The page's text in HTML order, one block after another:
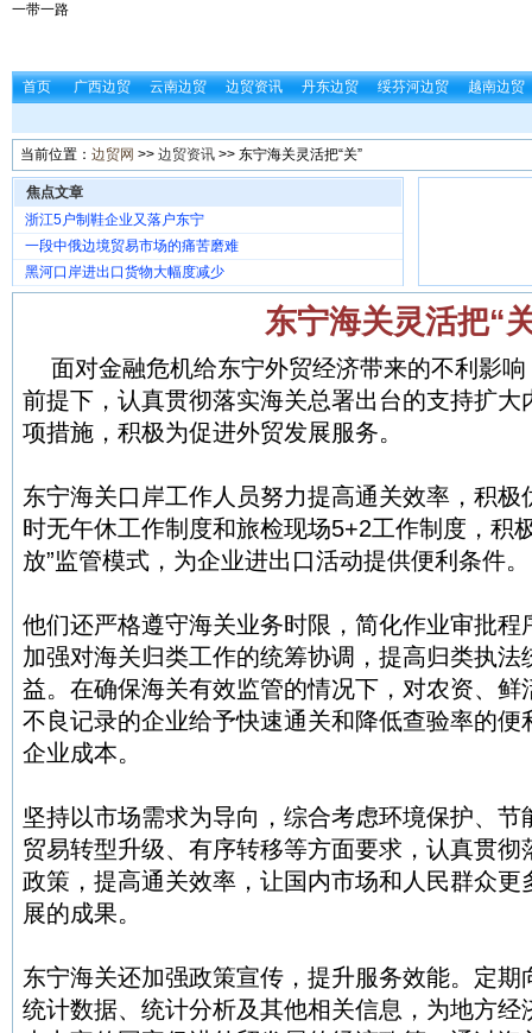
一带一路
首页 广西边贸 云南边贸 边贸资讯 丹东边贸 绥芬河边贸 越南边贸
当前位置： 边贸网 >> 边贸资讯 >> 东宁海关灵活把“关”
焦点文章
浙江5户制鞋企业又落户东宁
一段中俄边境贸易市场的痛苦磨难
黑河口岸进出口货物大幅度减少
东宁海关灵活把“
面对金融危机给东宁外贸经济带来的不利影
前提下，认真贯彻落实海关总署出台的支持扩大
项措施，积极为促进外贸发展服务。
东宁海关口岸工作人员努力提高通关效率，积
时无午休工作制度和旅检现场5+2工作制度，积
放”监管模式，为企业进出口活动提供便利条件。
他们还严格遵守海关业务时限，简化作业审批程
加强对海关归类工作的统筹协调，提高归类执
益。在确保海关有效监管的情况下，对农资、鲜
不良记录的企业给予快速通关和降低查验率的便
企业成本。
坚持以市场需求为导向，综合考虑环境保护、
贸易转型升级、有序转移等方面要求，认真贯
政策，提高通关效率，让国内市场和人民群众更
展的成果。
东宁海关还加强政策宣传，提升服务效能。定
统计数据、统计分析及其他相关信息，为地方